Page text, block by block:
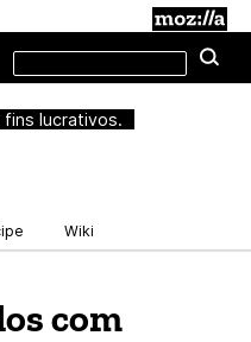
fins lucrativos.
neste
site
Wiki
com